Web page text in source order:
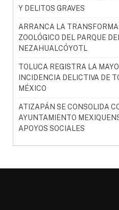
Y DELITOS GRAVES
ARRANCA LA
ZOOLÓGICO DEL PARQUE
NEZAHUALCÓYOTL
TOLUCA REGISTRA LA
INCIDENCIA DELICTIVA DE
MÉXICO
ATIZAPÁN SE CONSOLIDA
AYUNTAMIENTO
APOYOS SOCIALES